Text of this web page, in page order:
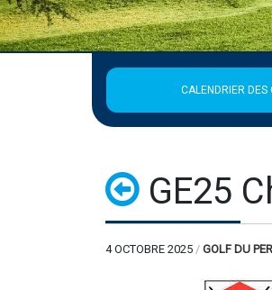
CALENDRIER DES
GE25
4 OCTOBRE 2025 / GOLF DU